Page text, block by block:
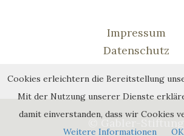
Impressum
Datenschutz
© Gabler-Stiftung
Cookies erleichtern die Bereitstellung
Mit der Nutzung unserer Dienste
damit einverstanden, dass wir Cookies
Weitere Informationen
OK